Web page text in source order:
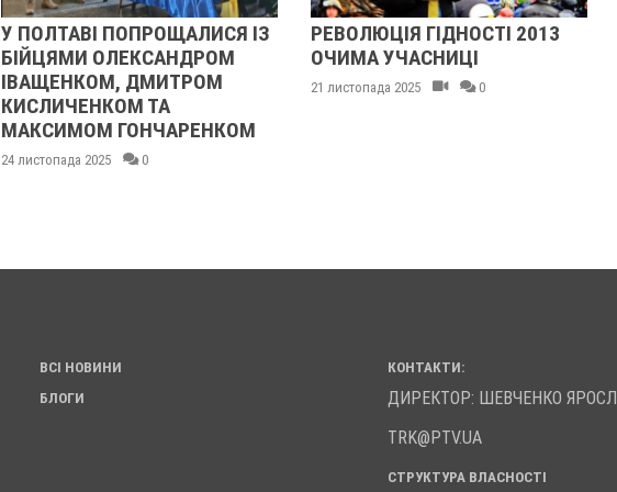
У ПОЛТАВІ ПОПРОЩАЛИСЯ ІЗ
БІЙЦЯМИ ОЛЕКСАНДРОМ
ІВАЩЕНКОМ, ДМИТРОМ
КИСЛИЧЕНКОМ ТА
МАКСИМОМ ГОНЧАРЕНКОМ
24 листопада 2025 0
РЕВОЛЮЦІЯ ГІДНОСТІ 2013
ОЧИМА УЧАСНИЦІ
21 листопада 2025 0
ВСІ НОВИНИ
БЛОГИ
КОНТАКТИ:
ДИРЕКТОР: ШЕВЧЕНКО
TRK@PTV.UA
СТРУКТУРА ВЛАСНОСТІ